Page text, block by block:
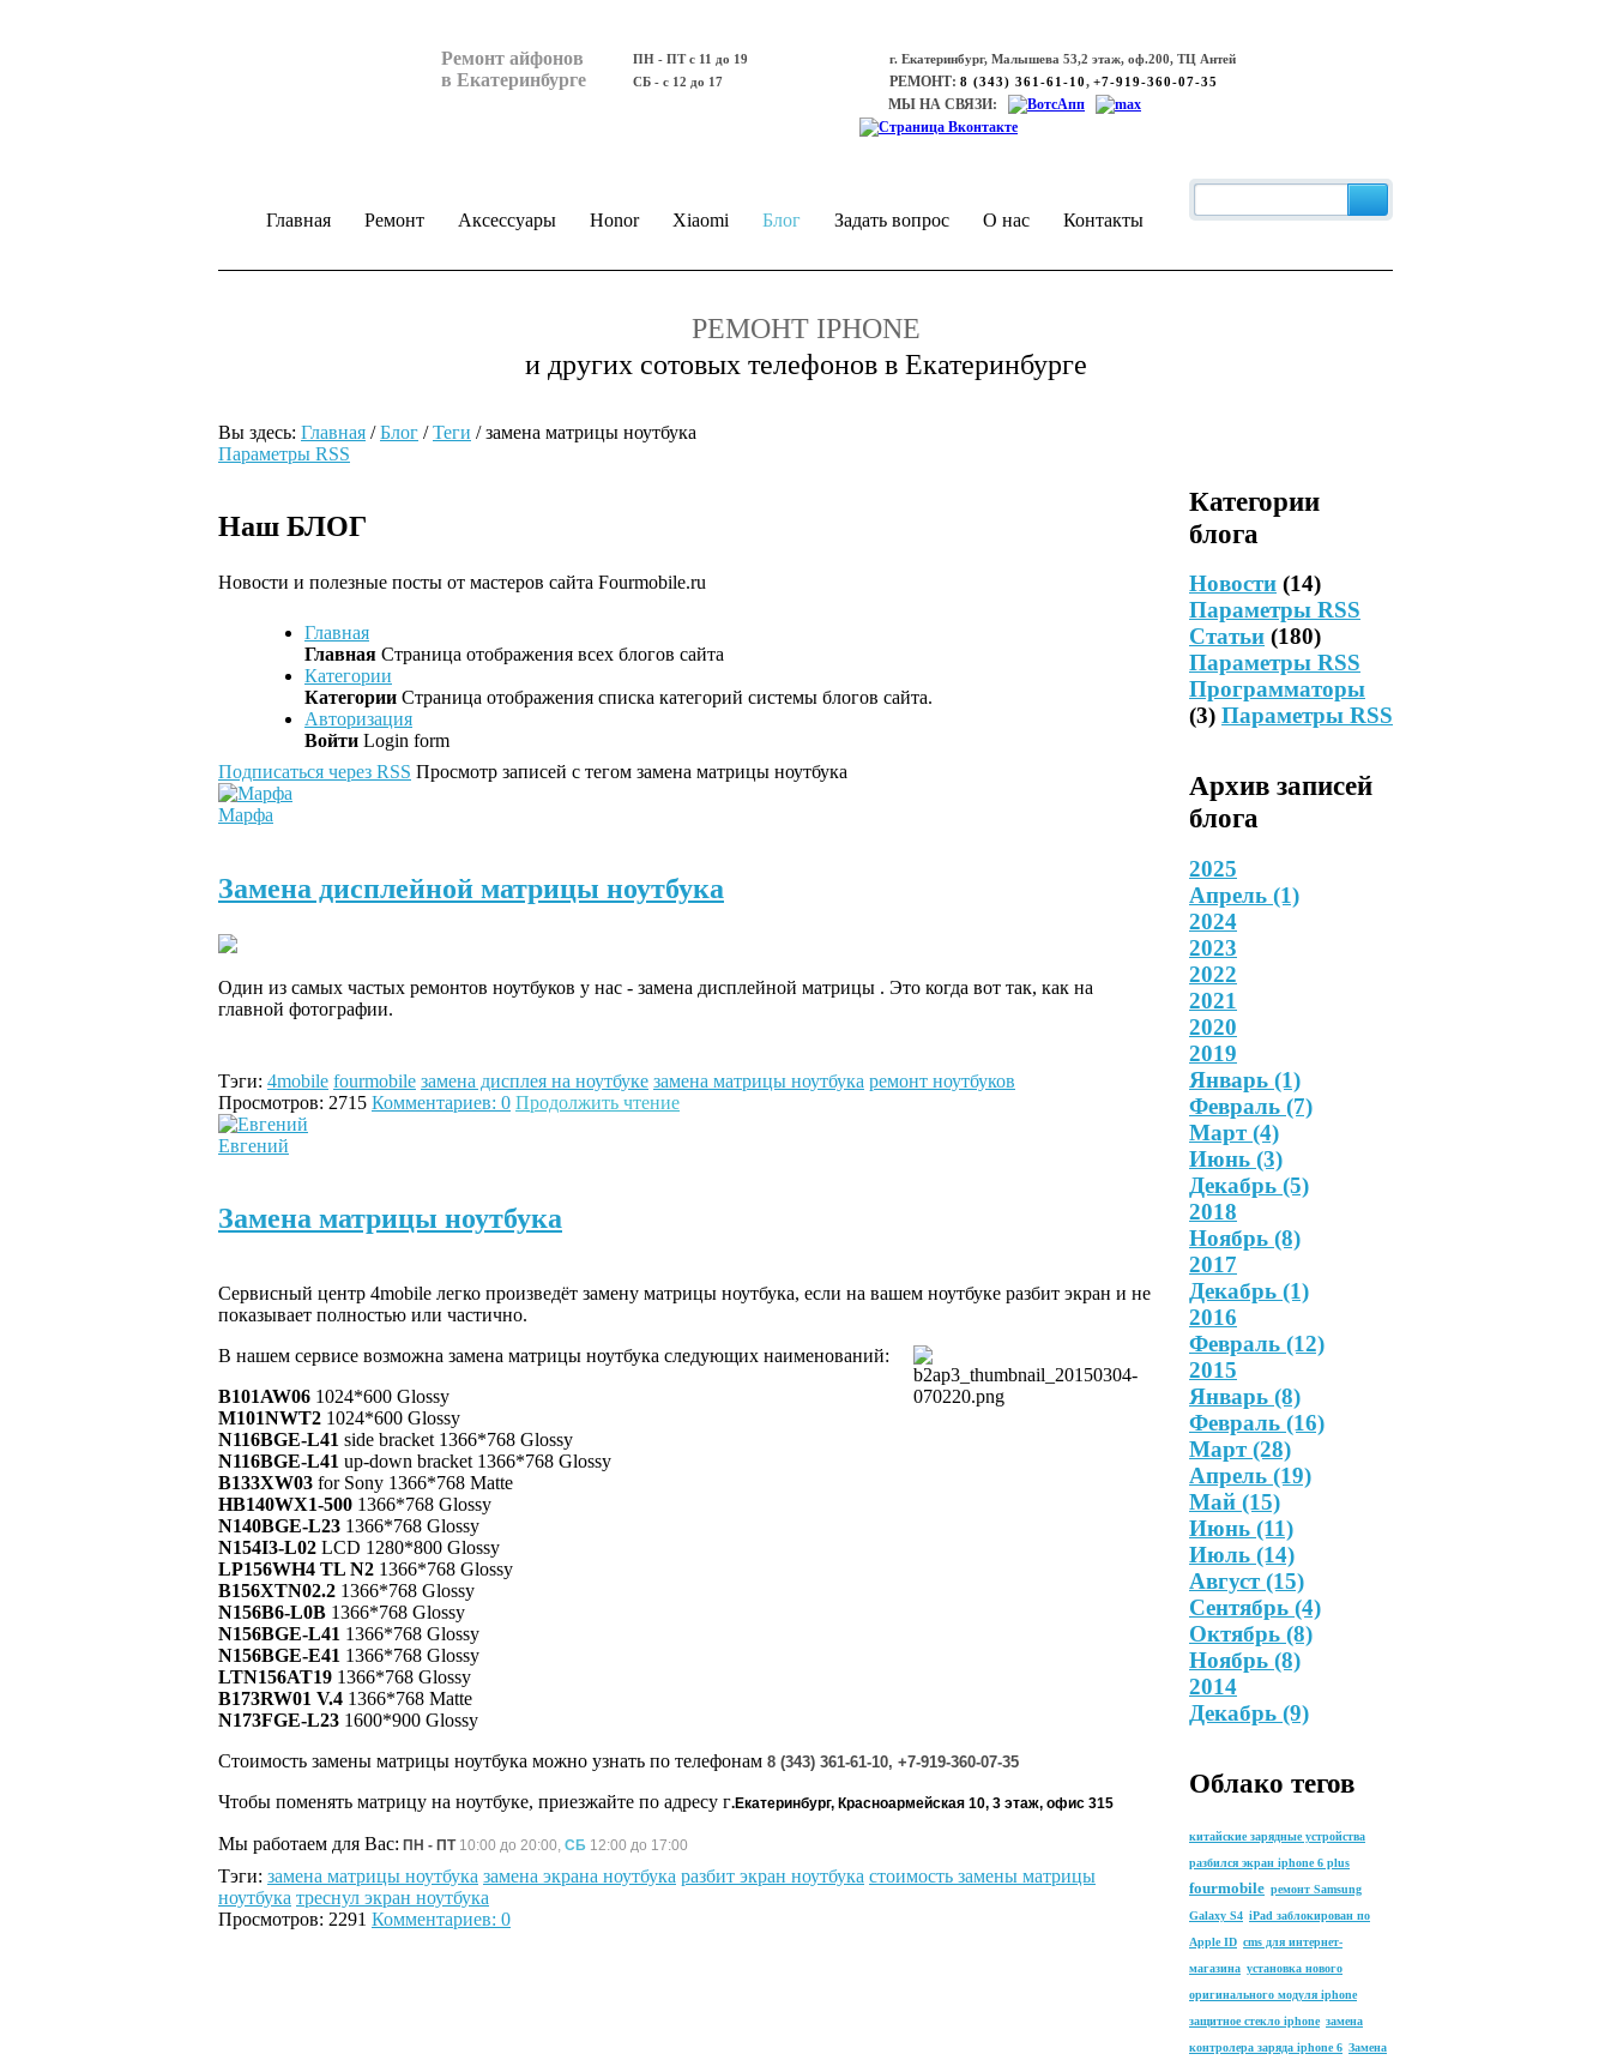
Ремонт айфонов
в Екатеринбурге
ПН - ПТ с 11 до 19
СБ - с 12 до 17
г. Екатеринбург, Малышева 53,2 этаж, оф.200, ТЦ Антей
РЕМОНТ: 8 (343) 361-61-10, +7-919-360-07-35
МЫ НА СВЯЗИ:
Главная Ремонт Аксессуары Honor Xiaomi Блог Задать вопрос О нас Контакты
РЕМОНТ IPHONE
и других сотовых телефонов в Екатеринбурге
Вы здесь: Главная /Блог /Теги /замена матрицы ноутбука
Параметры RSS
Наш БЛОГ
Новости и полезные посты от мастеров сайта Fourmobile.ru
Главная
Главная Страница отображения всех блогов сайта
Категории
Категории Страница отображения списка категорий системы блогов сайта.
Авторизация
Войти Login form
Подписаться через RSS Просмотр записей с тегом замена матрицы ноутбука
Марфа
Замена дисплейной матрицы ноутбука
Один из самых частых ремонтов ноутбуков у нас - замена дисплейной матрицы . Это когда вот так, как на
главной фотографии.
Тэги: 4mobile fourmobile замена дисплея на ноутбуке замена матрицы ноутбука ремонт ноутбуков
Просмотров: 2715 Комментариев: 0 Продолжить чтение
Евгений
Замена матрицы ноутбука
Сервисный центр 4mobile легко произведёт замену матрицы ноутбука, если на вашем ноутбуке разбит экран и не
показывает полностью или частично.
В нашем сервисе возможна замена матрицы ноутбука следующих наименований:
B101AW06 1024*600 Glossy
M101NWT2 1024*600 Glossy
N116BGE-L41 side bracket 1366*768 Glossy
N116BGE-L41 up-down bracket 1366*768 Glossy
B133XW03 for Sony 1366*768 Matte
HB140WX1-500 1366*768 Glossy
N140BGE-L23 1366*768 Glossy
N154I3-L02 LCD 1280*800 Glossy
LP156WH4 TL N2 1366*768 Glossy
B156XTN02.2 1366*768 Glossy
N156B6-L0B 1366*768 Glossy
N156BGE-L41 1366*768 Glossy
N156BGE-E41 1366*768 Glossy
LTN156AT19 1366*768 Glossy
B173RW01 V.4 1366*768 Matte
N173FGE-L23 1600*900 Glossy
Стоимость замены матрицы ноутбука можно узнать по телефонам 8 (343) 361-61-10, +7-919-360-07-35
Чтобы поменять матрицу на ноутбуке, приезжайте по адресу г.Екатеринбург, Красноармейская 10, 3 этаж, офис 315
Мы работаем для Вас: ПН - ПТ10:00 до 20:00, СБ 12:00 до 17:00
Тэги: замена матрицы ноутбука замена экрана ноутбука разбит экран ноутбука стоимость замены матрицы
ноутбука треснул экран ноутбука
Просмотров: 2291 Комментариев: 0
Категории
блога
Новости (14)
Параметры RSS
Статьи (180)
Параметры RSS
Программаторы
(3) Параметры RSS
Архив записей
блога
2025
Апрель (1)
2024
2023
2022
2021
2020
2019
Январь (1)
Февраль (7)
Март (4)
Июнь (3)
Декабрь (5)
2018
Ноябрь (8)
2017
Декабрь (1)
2016
Февраль (12)
2015
Январь (8)
Февраль (16)
Март (28)
Апрель (19)
Май (15)
Июнь (11)
Июль (14)
Август (15)
Сентябрь (4)
Октябрь (8)
Ноябрь (8)
2014
Декабрь (9)
Облако тегов
китайские зарядные устройства
разбился экран iphone 6 plus
fourmobile ремонт Samsung
Galaxy S4 iPad заблокирован по
Apple ID cms для интернет-
магазина установка нового
оригинального модуля iphone
защитное стекло iphone замена
контролера заряда iphone 6 Замена